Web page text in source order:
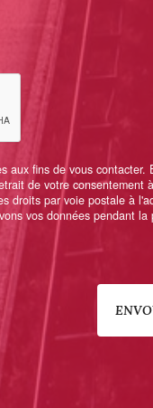
aux fins de vous
de votre
droits par voie postale à
vos données pendant